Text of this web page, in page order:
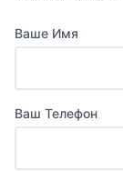
Ваше Имя
Ваш Телефон